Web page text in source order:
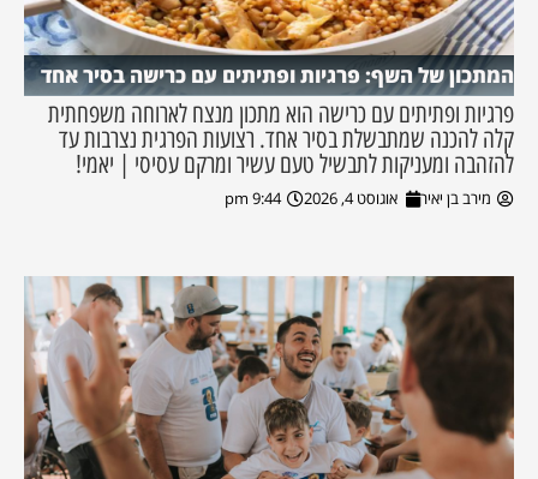
המתכון של השף: פרגיות ופתיתים עם כרישה בסיר אחד
פרגיות ופתיתים עם כרישה הוא מתכון מנצח לארוחה משפחתית
קלה להכנה שמתבשלת בסיר אחד. רצועות הפרגית נצרבות עד
להזהבה ומעניקות לתבשיל טעם עשיר ומרקם עסיסי | יאמי!
מירב בן יאיר אוגוסט 4, 2026 9:44 pm